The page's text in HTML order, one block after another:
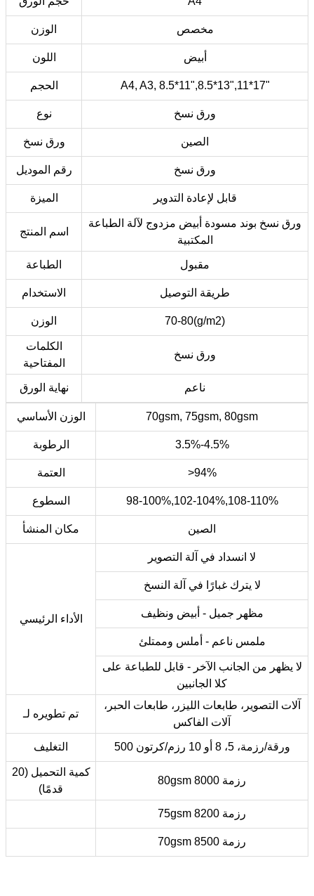
الوزن مخصص
اللون أبيض
الحجم A4, A3, 8.5*11",8.5*13",11*17"
نوع ورق نسخ
ورق نسخ الصين
رقم الموديل ورق نسخ
الميزة قابل لإعادة التدوير
اسم المنتج
ورق نسخ بوند مسودة أبيض مزدوج لآلة الطباعة
المكتبية
الطباعة مقبول
الاستخدام طريقة التوصيل
الوزن 70-80(g/m2)
الكلمات
المفتاحية
ورق نسخ
نهاية الورق ناعم
الوزن الأساسي 70gsm, 75gsm, 80gsm
الرطوبة 3.5%-4.5%
العتمة >94%
السطوع 98-100%,102-104%,108-110%
مكان المنشأ الصين
الأداء الرئيسي
لا انسداد في آلة التصوير
لا يترك غبارًا في آلة النسخ
مظهر جميل - أبيض ونظيف
ملمس ناعم - أملس وممتلئ
لا يظهر من الجانب الآخر - قابل للطباعة على
كلا الجانبين
تم تطويره لـ
آلات التصوير، طابعات الليزر، طابعات الحبر،
آلات الفاكس
التغليف 500 ورقة/رزمة، 5، 8 أو 10 رزم/كرتون
كمية التحميل (20
قدمًا)
80gsm 8000 رزمة
75gsm 8200 رزمة
70gsm 8500 رزمة